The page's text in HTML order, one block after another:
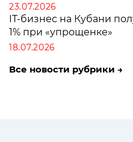
23.07.2026
IT-бизнес на Кубани
1% при «упрощенке»
18.07.2026
Все новости рубрики →